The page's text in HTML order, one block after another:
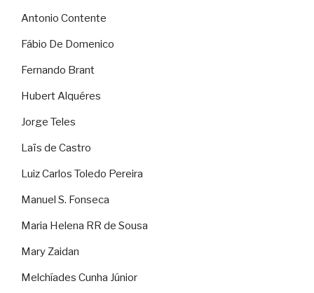
Antonio Contente
Fábio De Domenico
Fernando Brant
Hubert Alquéres
Jorge Teles
Laïs de Castro
Luiz Carlos Toledo Pereira
Manuel S. Fonseca
Maria Helena RR de Sousa
Mary Zaidan
Melchíades Cunha Júnior